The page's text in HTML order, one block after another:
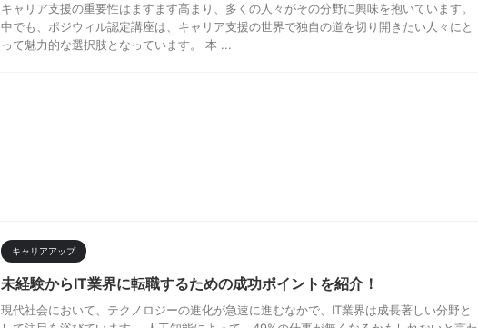
キャリア支援の重要性はますます高まり、多くの人々がその分野に興味を抱いています。
中でも、ポジウィル認定講座は、キャリア支援の世界で独自の道を切り開きたい人々にと
って魅力的な選択肢となっています。 本 ...
キャリアアップ
未経験からIT業界に転職するための成功ポイントを紹介！
現代社会において、テクノロジーの進化が急速に進むなかで、IT業界は成長著しい分野と